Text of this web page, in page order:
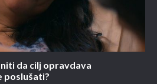
da cilj opravdava
poslušati?